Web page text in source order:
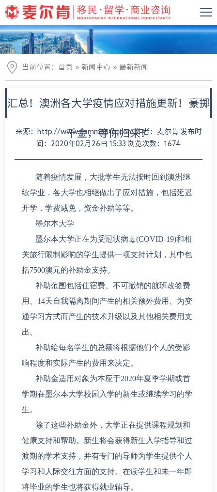
当前位置： 首页 » 新闻中心 » 最新新闻
汇总！澳洲各大学疫情应对措施更新！豪掷
千金，等你归来！
来源：http://www.gsmmontic.com 作者：麦尔肯 发布时
间：2020年02月26日 15:33 浏览次数：1674
随着疫情发展，大批学生无法按时回到澳洲继
续学业，各大学也相继做出了应对措施，包括延迟
开学，学费减免，资金补助等等。
墨尔本大学
墨尔本大学正在为受冠状病毒(COVID-19)和相
关旅行限制影响的学生提供一项支持计划，其中包
括7500澳元的补助金支持。
补助范围包括住宿费、不可撤销的航班改签费
用、14天自我隔离期间产生的相关额外费用、为变
通学习方式而产生的技术升级以及其他相关费用支
出。
补助给每名学生的总额将根据他们个人的受影
响程度和实际产生的费用来决定。
补助金适用对象为本应于2020年夏季学期或首
学期在墨尔本大学校园入学的新生或继续学习的学
生。
除了这些补助金外，大学正在提供课程规划和
健康支持和帮助。新生将会获得新生入学指导和过
渡期的学术支持，并有专门的导师为学生提供个人
学习和人际交往方面的支持。在读学生和未一年即
将毕业的学生也将获得就业辅导。